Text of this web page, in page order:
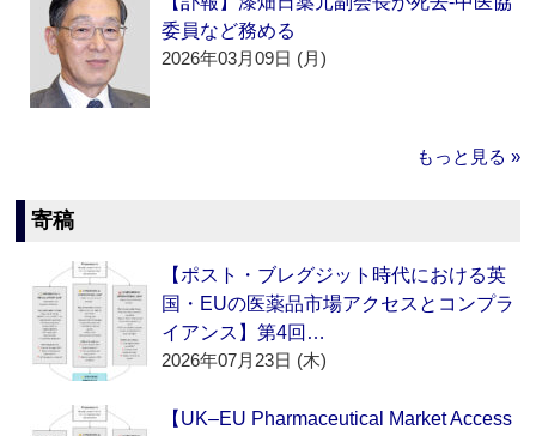
委員など務める
2026年03月09日 (月)
もっと見る »
寄稿
【ポスト・ブレグジット時代における英
国・EUの医薬品市場アクセスとコンプラ
イアンス】第4回…
2026年07月23日 (木)
【UK–EU Pharmaceutical Market Access